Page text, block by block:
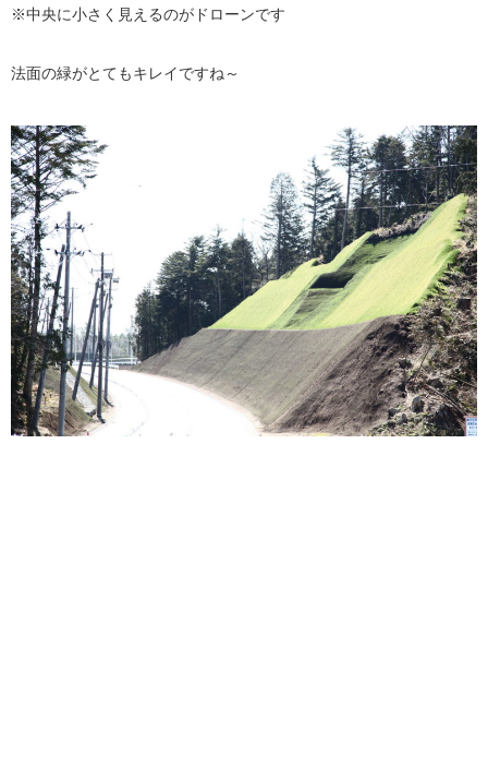
※中央に小さく見えるのがドローンです
法面の緑がとてもキレイですね～